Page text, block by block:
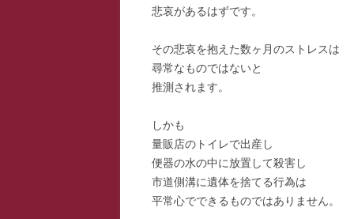
悲哀があるはずです。
その悲哀を抱えた数ヶ月のストレスは
尋常なものではないと
推測されます。
しかも
量販店のトイレで出産し
便器の水の中に放置して殺害し
市道側溝に遺体を捨てる行為は
平常心でできるものではありません。